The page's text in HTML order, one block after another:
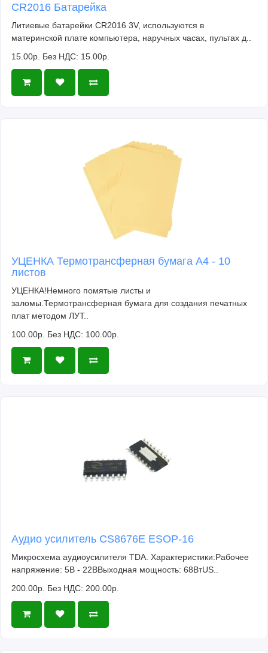
CR2016 Батарейка
Литиевые батарейки CR2016 3V, используются в
материнской плате компьютера, наручных часах, пультах д..
15.00р. Без НДС: 15.00р.
УЦЕНКА Термотрансферная бумага А4 - 10
листов
УЦЕНКА!Немного помятые листы и
заломы.Термотрансферная бумага для создания печатных
плат методом ЛУТ..
100.00р. Без НДС: 100.00р.
Аудио усилитель CS8676E ESOP-16
Микросхема аудиоусилителя TDA. Характеристики:Рабочее
напряжение: 5В - 22ВВыходная мощность: 68ВтUS..
200.00р. Без НДС: 200.00р.